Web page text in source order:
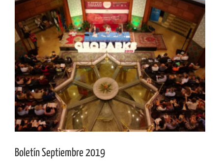
imagen
más
grande
Boletín Septiembre 2019